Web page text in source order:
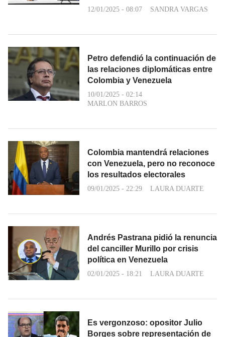
12/01/2025 - 08:07 SANDRA VARGAS
Petro defendió la continuación de
las relaciones diplomáticas entre
Colombia y Venezuela
10/01/2025 - 02:14
MARLON BARROS
Colombia mantendrá relaciones
con Venezuela, pero no reconoce
los resultados electorales
09/01/2025 - 22:29 LAURA DUARTE
Andrés Pastrana pidió la renuncia
del canciller Murillo por crisis
política en Venezuela
02/01/2025 - 18:21 LAURA DUARTE
Es vergonzoso: opositor Julio
Borges sobre representación de